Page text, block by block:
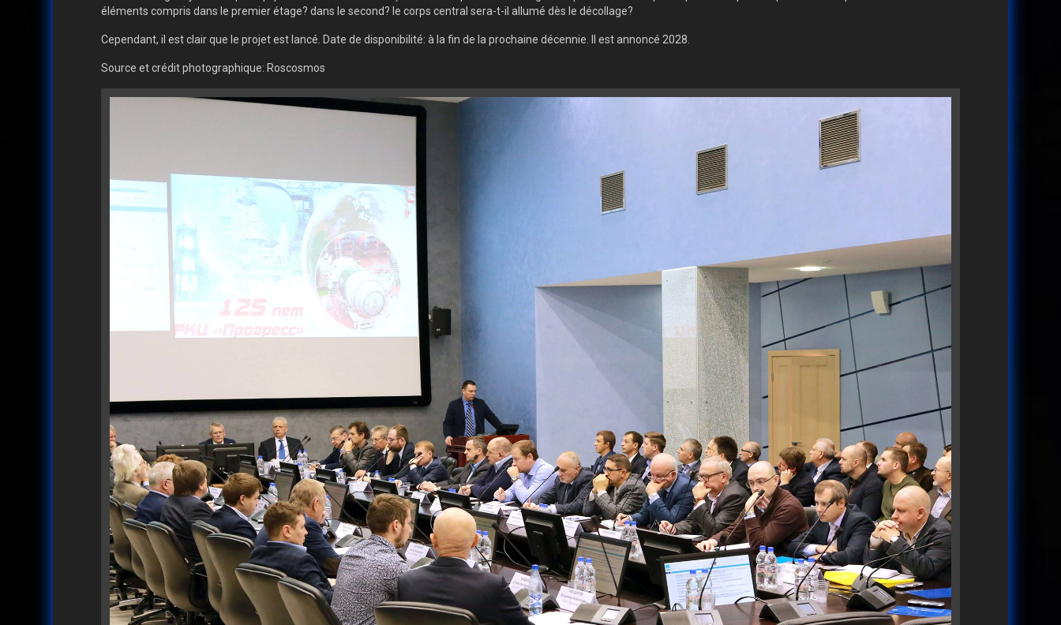
éléments compris dans le premier étage? dans le second? le corps central sera-t-il allumé dès le décollage?
Cependant, il est clair que le projet est lancé. Date de disponibilité: à la fin de la prochaine décennie. Il est annoncé 2028.
Source et crédit photographique: Roscosmos